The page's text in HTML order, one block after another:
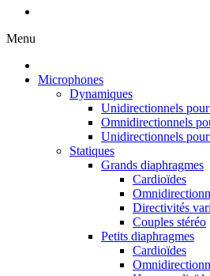
Menu
Microphones
Dynamiques
Unidirectionnels
Omnidirectionnels
Unidirectionnels
Statiques
Grands diaphragmes
Cardioïdes
Directivités
Couples stéréo
Petits diaphragmes
Cardioïdes